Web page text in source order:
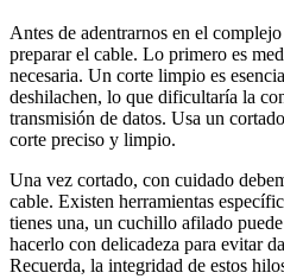
Antes de adentrarnos en el complejo
preparar el cable. Lo primero es
necesaria. Un corte limpio es
deshilachen, lo que dificultaría la
transmisión de datos. Usa un
corte preciso y limpio.
Una vez cortado, con cuidado
cable. Existen herramientas
tienes una, un cuchillo afilado
hacerlo con delicadeza para evitar
Recuerda, la integridad de estos